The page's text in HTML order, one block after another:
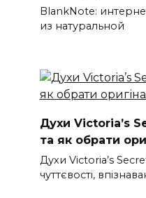
BlankNote:
из натуральной
Духи Victoria’s
та як обрати
Духи Victoria’s
чуттєвості,